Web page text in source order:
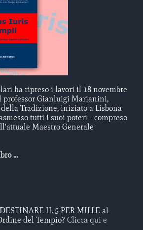
ha ripreso i lavori il 18 novembre
professor Gianluigi Marianini,
Tradizione, iniziato a Lisbona
tutti i suoi poteri - compreso
Maestro Generale
...
IL 5 PER MILLE al
del Tempio? Clicca qui e